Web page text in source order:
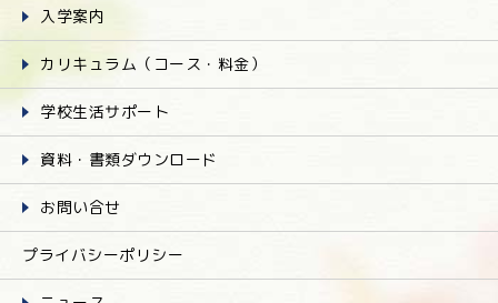
入学案内
カリキュラム（コース・料金）
学校生活サポート
資料・書類ダウンロード
お問い合せ
プライバシーポリシー